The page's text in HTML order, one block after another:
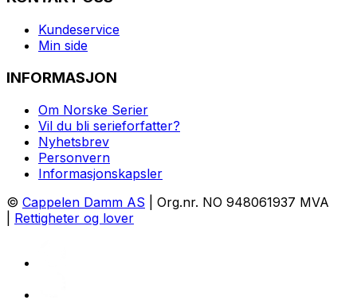
Kundeservice
Min side
INFORMASJON
Om Norske Serier
Vil du bli serieforfatter?
Nyhetsbrev
Personvern
Informasjonskapsler
© Cappelen Damm AS | Org.nr. NO 948061937 MVA
Rettigheter og lover